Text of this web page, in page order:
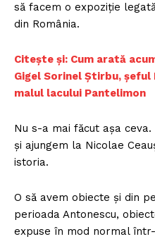
să facem o expoziție
din România.
Citește și: Cum arată
Gigel Sorinel Ştirbu,
malul lacului Pantelimon
Nu s-a mai făcut așa
și ajungem la Nicolae
istoria.
O să avem obiecte și din
perioada Antonescu,
expuse în mod normal